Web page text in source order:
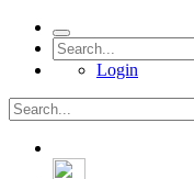
Login